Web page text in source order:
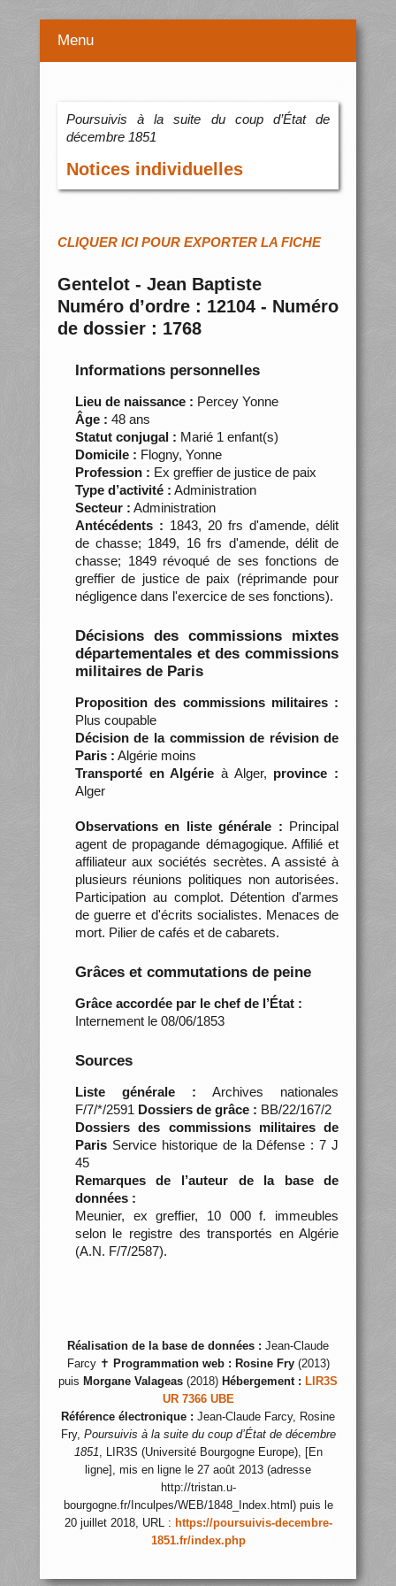
Menu
Poursuivis à la suite du coup d’État de
décembre 1851
Notices individuelles
CLIQUER ICI POUR EXPORTER LA FICHE
Gentelot - Jean Baptiste
Numéro d’ordre : 12104 - Numéro
de dossier : 1768
Informations personnelles
Lieu de naissance : Percey Yonne
Âge : 48 ans
Statut conjugal : Marié 1 enfant(s)
Domicile : Flogny, Yonne
Profession : Ex greffier de justice de paix
Type d’activité : Administration
Secteur : Administration
Antécédents : 1843, 20 frs d'amende, délit
de chasse; 1849, 16 frs d'amende, délit de
chasse; 1849 révoqué de ses fonctions de
greffier de justice de paix (réprimande pour
négligence dans l'exercice de ses fonctions).
Décisions des commissions mixtes
départementales et des commissions
militaires de Paris
Proposition des commissions militaires :
Plus coupable
Décision de la commission de révision de
Paris : Algérie moins
Transporté en Algérie à Alger, province :
Alger
Observations en liste générale : Principal
agent de propagande démagogique. Affilié et
affiliateur aux sociétés secrètes. A assisté à
plusieurs réunions politiques non autorisées.
Participation au complot. Détention d'armes
de guerre et d'écrits socialistes. Menaces de
mort. Pilier de cafés et de cabarets.
Grâces et commutations de peine
Grâce accordée par le chef de l’État :
Internement le 08/06/1853
Sources
Liste générale : Archives nationales
F/7/*/2591 Dossiers de grâce : BB/22/167/2
Dossiers des commissions militaires de
ParisService historique de la Défense : 7 J
45
Remarques de l’auteur de la base de
données :
Meunier, ex greffier, 10 000 f. immeubles
selon le registre des transportés en Algérie
(A.N. F/7/2587).
Réalisation de la base de données : Jean-Claude
Farcy ✝ Programmation web : Rosine Fry(2013)
puis Morgane Valageas (2018) Hébergement : LIR3S
UR 7366 UBE
Référence électronique : Jean-Claude Farcy, Rosine
Fry, Poursuivis à la suite du coup d’État de décembre
1851, LIR3S (Université Bourgogne Europe), [En
ligne], mis en ligne le 27 août 2013 (adresse
http://tristan.u-
bourgogne.fr/Inculpes/WEB/1848_Index.html) puis le
20 juillet 2018, URL : https://poursuivis-decembre-
1851.fr/index.php